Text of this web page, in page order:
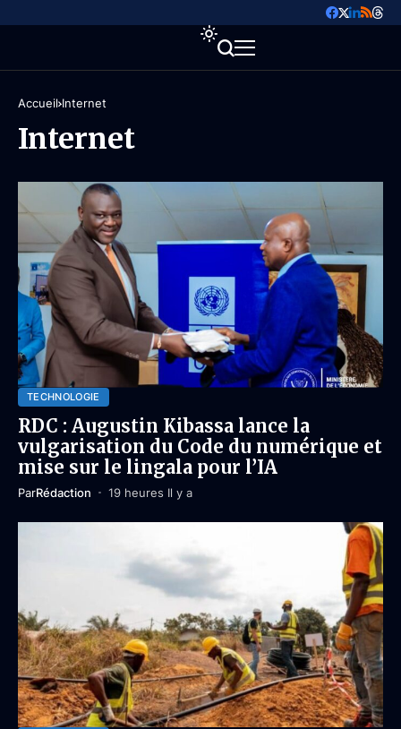
Accueil Internet
Internet
TECHNOLOGIE
RDC : Augustin Kibassa lance la
vulgarisation du Code du numérique et
mise sur le lingala pour l’IA
ParRédaction 19 heures Il y a